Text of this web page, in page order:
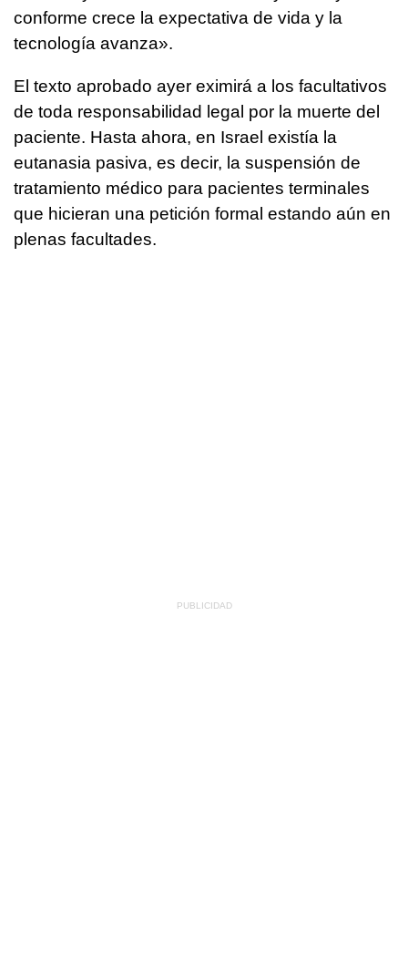
conforme crece la expectativa de vida y la
tecnología avanza».
El texto aprobado ayer eximirá a los facultativos
de toda responsabilidad legal por la muerte del
paciente. Hasta ahora, en Israel existía la
eutanasia pasiva, es decir, la suspensión de
tratamiento médico para pacientes terminales
que hicieran una petición formal estando aún en
plenas facultades.